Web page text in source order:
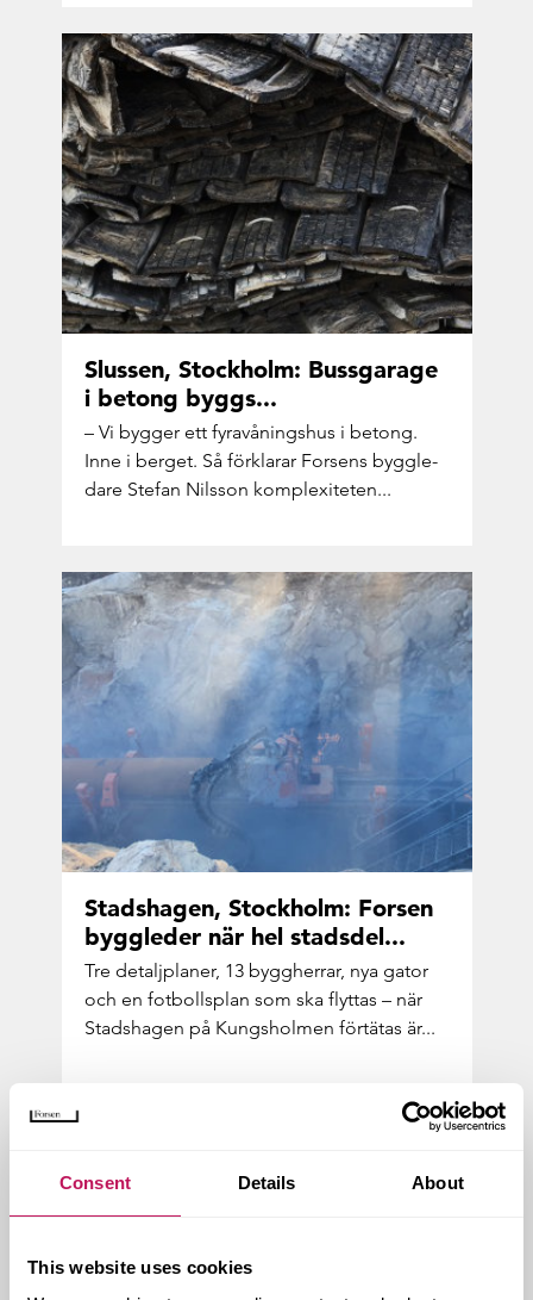
Consent Details About
This website uses cookies
Slus­sen, Stock­holm: Buss­ga­rage
i be­tong byggs...
– Vi byg­ger ett fyravå­nings­hus i be­tong.
Inne i ber­get. Så för­kla­rar For­sens bygg­le­
da­re Ste­fan Nils­son kom­plex­i­te­ten...
Stads­ha­gen, Stock­holm: For­sen
bygg­le­der när hel stads­del...
Tre de­talj­pla­ner, 13 bygg­her­rar, nya gator
och en fot­bolls­plan som ska flyt­tas – när
Stads­ha­gen på Kungs­hol­men för­tä­tas är...